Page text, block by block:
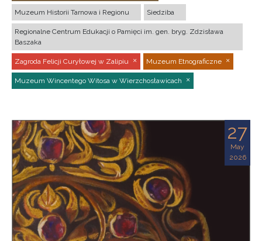
Muzeum Historii Tarnowa i Regionu Siedziba
Regionalne Centrum Edukacji o Pamięci im. gen. bryg. Zdzisława
Baszaka
Zagroda Felicji Curyłowej w Zalipiu Muzeum Etnograficzne
Muzeum Wincentego Witosa w Wierzchosławicach
27
May
2026